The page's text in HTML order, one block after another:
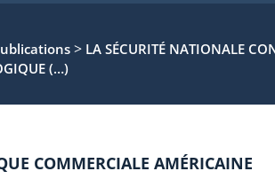
> LA SÉCURITÉ NATIONALE
(…)
COMMERCIALE AMÉRICAINE